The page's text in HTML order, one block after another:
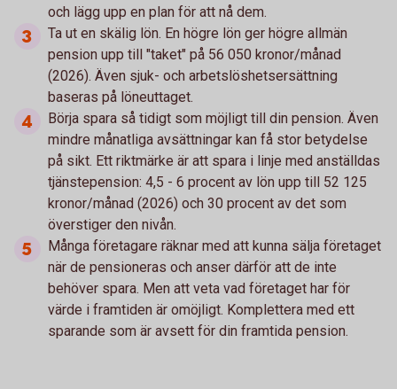
och lägg upp en plan för att nå dem.
Ta ut en skälig lön. En högre lön ger högre allmän
pension upp till "taket" på 56 050 kronor/månad
(2026). Även sjuk- och arbetslöshetsersättning
baseras på löneuttaget.
Börja spara så tidigt som möjligt till din pension. Även
mindre månatliga avsättningar kan få stor betydelse
på sikt. Ett riktmärke är att spara i linje med anställdas
tjänstepension: 4,5 - 6 procent av lön upp till 52 125
kronor/månad (2026) och 30 procent av det som
överstiger den nivån.
Många företagare räknar med att kunna sälja företaget
när de pensioneras och anser därför att de inte
behöver spara. Men att veta vad företaget har för
värde i framtiden är omöjligt. Komplettera med ett
sparande som är avsett för din framtida pension.